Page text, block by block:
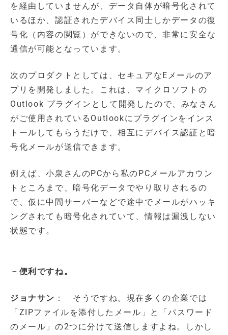
を経由していませんが、データ自体が暗号化されて
いるほか、認証されたデバイス同士しかデータの復
号化（内容の閲覧）ができないので、非常に安全な
通信が可能となっています。
次のプロダクトとしては、セキュアなEメールのア
プリを開発しました。これは、マイクロソフトの
Outlook プラグインとして開発したので、みなさん
がご使用されているOutlookにプラグインをインス
トールしてもらうだけで、相互にデバイス認証と暗
号化メールが送信できます。
例えば、小泉さんのPCから私のPCメールアカウン
トところまで、暗号化データでやり取りされるの
で、仮に中間サーバーなどで途中でメールがハッキ
ングされても暗号化されていて、情報は漏洩しない
状態です。
－便利ですね。
ジョナサン ： そうですね。現在多くの企業では
「ZIPファイルを添付したメール」と「パスワード
のメール」の2つに分けて送信しますよね。しかし